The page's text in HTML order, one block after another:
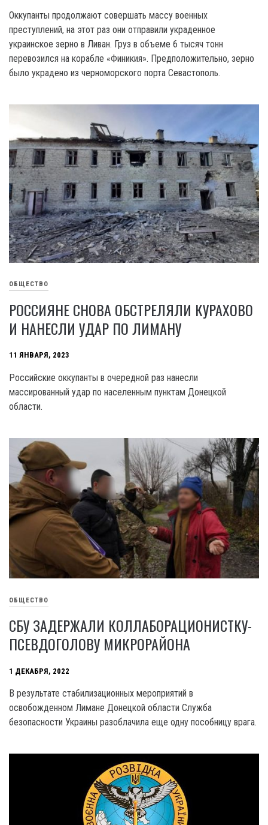
Оккупанты продолжают совершать массу военных
преступлений, на этот раз они отправили украденное
украинское зерно в Ливан. Груз в объеме 6 тысяч тонн
перевозился на корабле «Финикия». Предположительно, зерно
было украдено из черноморского порта Севастополь.
ОБЩЕСТВО
РОССИЯНЕ СНОВА ОБСТРЕЛЯЛИ КУРАХОВО
И НАНЕСЛИ УДАР ПО ЛИМАНУ
11 ЯНВАРЯ, 2023
Российские оккупанты в очередной раз нанесли
массированный удар по населенным пунктам Донецкой
области.
ОБЩЕСТВО
СБУ ЗАДЕРЖАЛИ КОЛЛАБОРАЦИОНИСТКУ-
ПСЕВДОГОЛОВУ МИКРОРАЙОНА
1 ДЕКАБРЯ, 2022
В результате стабилизационных мероприятий в
освобожденном Лимане Донецкой области Служба
безопасности Украины разоблачила еще одну пособницу врага.